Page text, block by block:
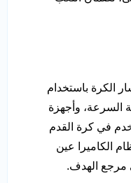
الكرة باستخدام
السرعة، وأجهزة
في كرة القدم
الكاميرا عين
مرجع الهدف.